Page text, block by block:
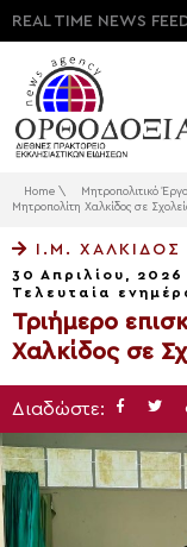
REAL TIME NEWS
Home \ Μητροπολιτικό Έργο
Μητροπολίτη Χαλκίδος σε
Ι.Μ. ΧΑΛΚΊΔΟΣ
30 Απριλίου, 2026
Τελευταία
Τριήμερο
Χαλκίδος σε
Διαδώστε: